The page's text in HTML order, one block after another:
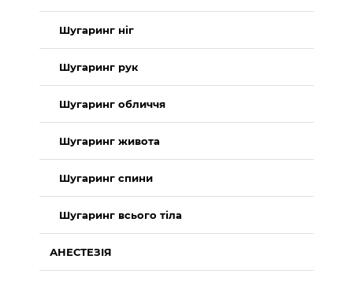
Шугаринг ніг
Шугаринг рук
Шугаринг обличчя
Шугаринг живота
Шугаринг спини
Шугаринг всього тіла
АНЕСТЕЗІЯ